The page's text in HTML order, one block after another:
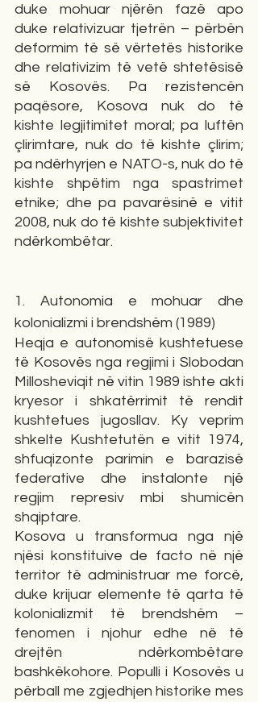
duke mohuar njërën fazë apo
duke relativizuar tjetrën – përbën
deformim të së vërtetës historike
dhe relativizim të vetë shtetësisë
së Kosovës. Pa rezistencën
paqësore, Kosova nuk do të
kishte legjitimitet moral; pa luftën
çlirimtare, nuk do të kishte çlirim;
pa ndërhyrjen e NATO-s, nuk do të
kishte shpëtim nga spastrimet
etnike; dhe pa pavarësinë e vitit
2008, nuk do të kishte subjektivitet
ndërkombëtar.
1. Autonomia e mohuar dhe
kolonializmi i brendshëm (1989)
Heqja e autonomisë kushtetuese
të Kosovës nga regjimi i Slobodan
Millosheviqit në vitin 1989 ishte akti
kryesor i shkatërrimit të rendit
kushtetues jugosllav. Ky veprim
shkelte Kushtetutën e vitit 1974,
shfuqizonte parimin e barazisë
federative dhe instalonte një
regjim represiv mbi shumicën
shqiptare.
Kosova u transformua nga një
njësi konstituive de facto në një
territor të administruar me forcë,
duke krijuar elemente të qarta të
kolonializmit të brendshëm –
fenomen i njohur edhe në të
drejtën ndërkombëtare
bashkëkohore. Populli i Kosovës u
përball me zgjedhjen historike mes